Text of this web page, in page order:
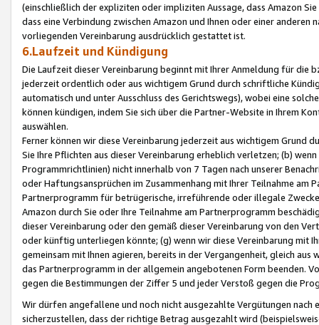
(einschließlich der expliziten oder impliziten Aussage, dass Amazon
dass eine Verbindung zwischen Amazon und Ihnen oder einer
vorliegenden Vereinbarung ausdrücklich gestattet ist.
6.Laufzeit und Kündigung
Die Laufzeit dieser Vereinbarung beginnt mit Ihrer Anmeldung für die
jederzeit ordentlich oder aus wichtigem Grund durch schriftliche
automatisch und unter Ausschluss des Gerichtswegs), wobei eine
können kündigen, indem Sie sich über die Partner-Website in Ihrem
auswählen.
Ferner können wir diese Vereinbarung jederzeit aus wichtigem Grund
Sie Ihre Pflichten aus dieser Vereinbarung erheblich verletzen; (b)
Programmrichtlinien) nicht innerhalb von 7 Tagen nach unserer
oder Haftungsansprüchen im Zusammenhang mit Ihrer Teilnahme am
Partnerprogramm für betrügerische, irreführende oder illegale
Amazon durch Sie oder Ihre Teilnahme am Partnerprogramm
dieser Vereinbarung oder den gemäß dieser Vereinbarung von den
oder künftig unterliegen könnte; (g) wenn wir diese Vereinbarung mit
gemeinsam mit Ihnen agieren, bereits in der Vergangenheit, gleich
das Partnerprogramm in der allgemein angebotenen Form beenden.
gegen die Bestimmungen der Ziffer 5 und jeder Verstoß gegen die
Wir dürfen angefallene und noch nicht ausgezahlte Vergütungen
sicherzustellen, dass der richtige Betrag ausgezahlt wird